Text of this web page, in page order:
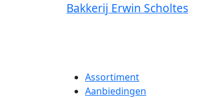
Bakkerij Erwin Scholtes
Assortiment
Aanbiedingen